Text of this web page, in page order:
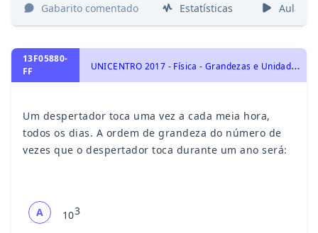
Gabarito comentado Estatísticas Aulas
13F05880-
FF
U
NICENTRO 2017 - Física - Grandezas e Unidades, Conteúdos Básicos
Um despertador toca uma vez a cada meia hora,
todos os dias. A ordem de grandeza do número de
vezes que o despertador toca durante um ano será:
A 103